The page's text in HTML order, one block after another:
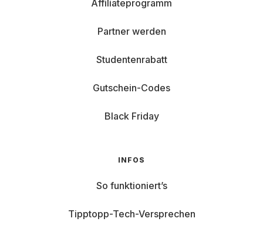
Affiliateprogramm
Partner werden
Studentenrabatt
Gutschein-Codes
Black Friday
INFOS
So funktioniert’s
Tipptopp-Tech-Versprechen